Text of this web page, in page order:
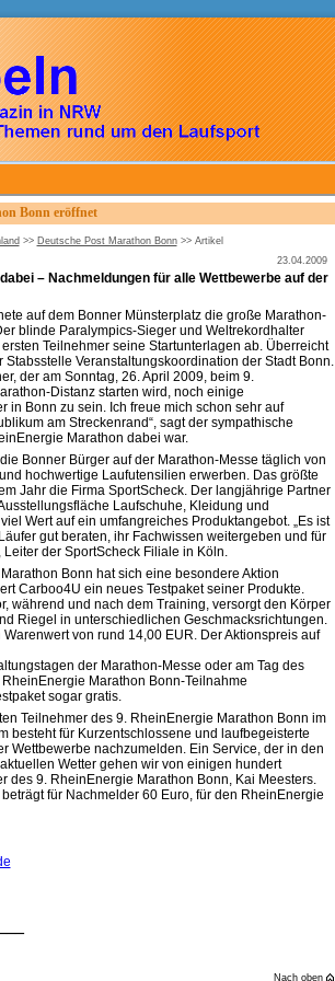
Bonn eröffnet
>> Deutsche Post Marathon Bonn>> Artikel
23.04.2009
– Nachmeldungen für alle Wettbewerbe auf der
auf dem Bonner Münsterplatz die große Marathon-
blinde Paralympics-Sieger und Weltrekordhalter
Teilnehmer seine Startunterlagen ab. Überreicht
Veranstaltungskoordination der Stadt Bonn.
der am Sonntag, 26. April 2009, beim 9.
Distanz starten wird, noch einige
in Bonn zu sein. Ich freue mich schon sehr auf
am Streckenrand“, sagt der sympathische
Marathon dabei war.
Bonner Bürger auf der Marathon-Messe täglich von
hochwertige Laufutensilien erwerben. Das größte
Jahr die Firma SportScheck. Der langjährige Partner
Laufschuhe, Kleidung und
Wert auf ein umfangreiches Produktangebot. „Es ist
gut beraten, ihr Fachwissen weitergeben und für
der SportScheck Filiale in Köln.
Bonn hat sich eine besondere Aktion
Carboo4U ein neues Testpaket seiner Produkte.
während und nach dem Training, versorgt den Körper
Riegel in unterschiedlichen Geschmacksrichtungen.
von rund 14,00 EUR. Der Aktionspreis auf
der Marathon-Messe oder am Tag des
Marathon Bonn-Teilnahme
sogar gratis.
Teilnehmer des 9. RheinEnergie Marathon Bonn im
besteht für Kurzentschlossene und laufbegeisterte
Wettbewerbe nachzumelden. Ein Service, der in den
Wetter gehen wir von einigen hundert
des 9. RheinEnergie Marathon Bonn, Kai Meesters.
für Nachmelder 60 Euro, für den RheinEnergie
Nach oben